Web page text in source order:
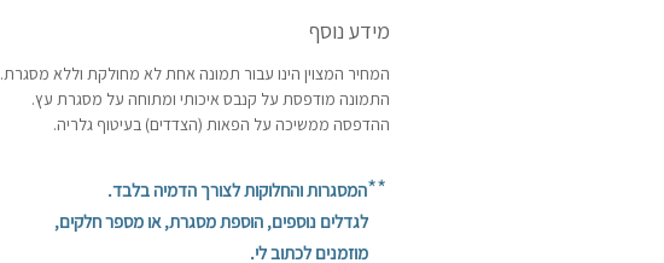
מידע נוסף
המחיר המצוין הינו עבור תמונה אחת לא מחולקת וללא מסגרת.
התמונה מודפסת על קנבס איכותי ומתוחה על מסגרת עץ.
ההדפסה ממשיכה על הפאות (הצדדים) בעיטוף גלריה.
**המסגרות והחלוקות לצורך הדמיה בלבד.
לגדלים נוספים, הוספת מסגרת, או מספר חלקים,
מוזמנים לכתוב לי.